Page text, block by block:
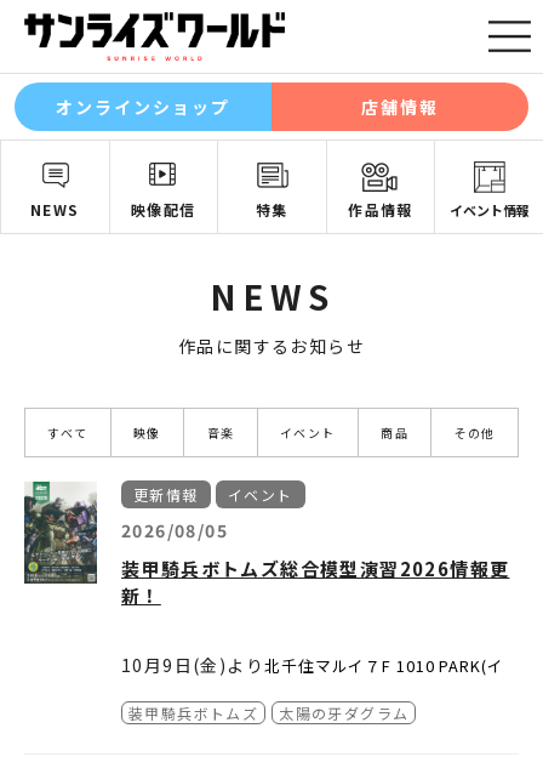
オンラインショップ 店舗情報
NEWS 映像配信 特集 作品情報 イベント情報
NEWS
作品に関するお知らせ
すべて 映像 音楽 イベント 商品 その他
更新情報 イベント
2026/08/05
装甲騎兵ボトムズ総合模型演習2026情報更
新！
10月9日(金)より 北千住マルイ７F 1010 PARK(イ
ズ総合模型演習2026」のイベント概要や会場販売商
「装甲騎兵ボトムズ総合模型演習2026」
装甲騎兵ボトムズ 太陽の牙ダグラム